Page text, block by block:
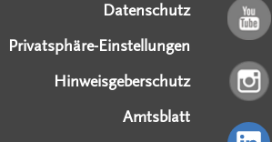
Datenschutz
Privatsphäre-Einstellungen
Hinweisgeberschutz
Amtsblatt